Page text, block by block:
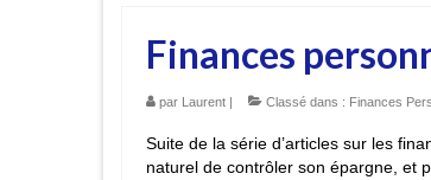
Finances
par Laurent Classé dans : Finances
Suite de la série d’articles sur les
naturel de contrôler son épargne, et